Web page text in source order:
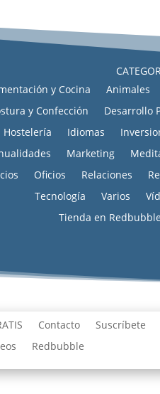
y Cocina
Animales
y Confección
Desarrollo
Hostelería
Idiomas
Marketing
Oficios Relaciones
Tecnología
Varios
Tienda en
Contacto Suscríbete
Redbubble